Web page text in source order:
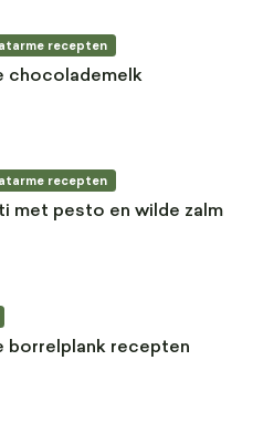
recepten
chocolademelk
recepten
met pesto en wilde zalm
borrelplank recepten